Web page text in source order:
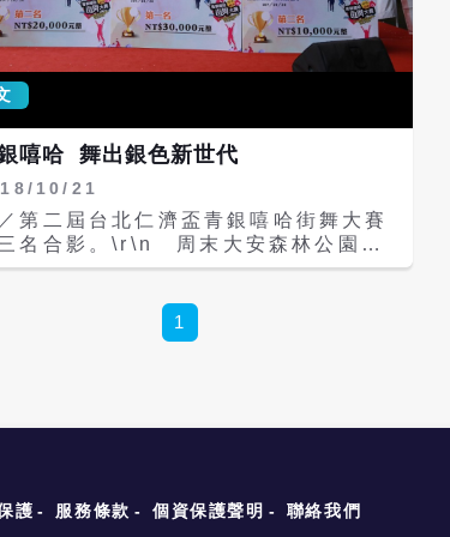
大陸代表團共派出321名運動員參
台灣119名選手也參與競技。 作為
式的高潮與起點，這場結合科技、藝
文化的運動盛典，不僅展現成都作為
化城市的創新，更為全球觀眾呈現出
「不一樣的運動會」。
錄製節目的過程中，陳漢典表示自己
歡的環節是Battle的部分，因為
就是沒有辦法排練的，舞者會把
的潛能給激發出來。而巴黎奧運讓大
大使，盡他所能讓更多人知道街舞究
麼一回事。 陳漢典也許願希望能
更多的節目、戲劇，可以做一些有關
題材的東西，他舉例有部戲劇的台詞
他印象很深刻，「不要打了、不要打
系、街舞科，渴望未來更多學校可以有
樣專門的科系，讓大家去研究。
嘻哈 舞出銀色新世代
10/21
第二屆台北仁濟盃青銀嘻哈街舞大賽
名合影。\r\n 周末大安森林公園捷
的陽光廣場，10組從16歲到86歲愛
濟盃青銀嘻哈街舞大賽」的冠軍獎牌，
別於一般的舞蹈比賽，它強調的是跨世
將近20年的發展時間。台北仁濟院
1
護 服務條款 個資保護聲明 聯絡我們